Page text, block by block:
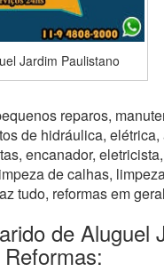
Jardim Paulistano
reparos,
de hidráulica, elétrica,
encanador,
de calhas,
tudo, reformas em
de Aluguel